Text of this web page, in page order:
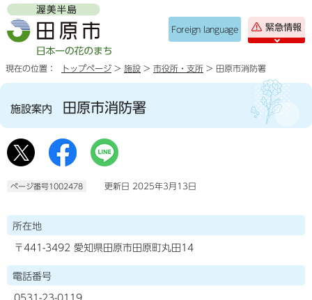
Foreign language 緊急情報
現在の位置： トップページ > 施設 > 市役所・支所 > 田原市消防署
施設案内 田原市消防署
ページ番号1002478 更新日 2025年3月13日
所在地
〒441-3492 愛知県田原市田原町丸田14
電話番号
0531-23-0119